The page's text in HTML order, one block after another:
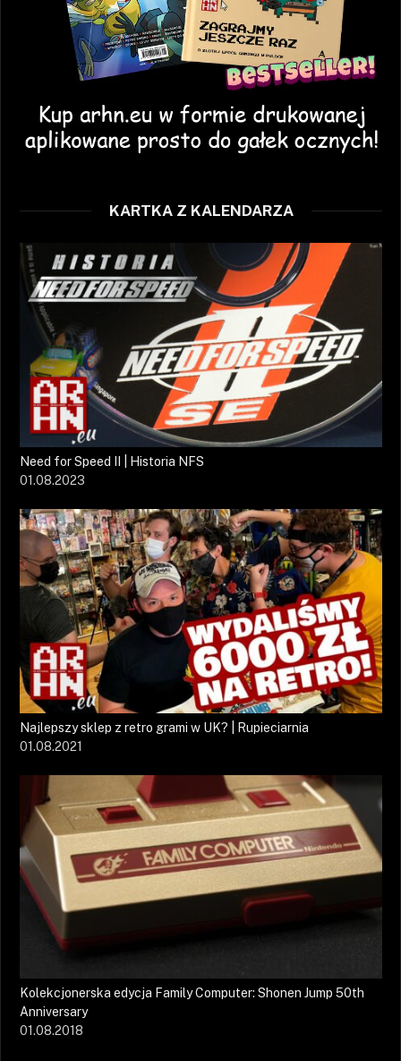
KARTKA Z KALENDARZA
Need for Speed II | Historia NFS
01.08.2023
Najlepszy sklep z retro grami w UK? | Rupieciarnia
01.08.2021
Kolekcjonerska edycja Family Computer: Shonen Jump 50th
Anniversary
01.08.2018